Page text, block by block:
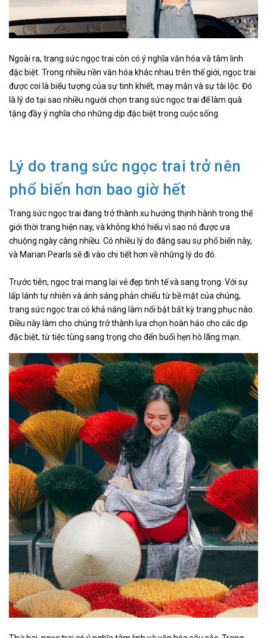
Ngoài ra, trang sức ngọc trai còn có ý nghĩa văn hóa và tâm linh
đặc biệt. Trong nhiều nền văn hóa khác nhau trên thế giới, ngọc trai
được coi là biểu tượng của sự tinh khiết, may mắn và sự tài lộc. Đó
là lý do tại sao nhiều người chọn trang sức ngọc trai để làm quà
tặng đầy ý nghĩa cho những dịp đặc biệt trong cuộc sống.
Lý do trang sức ngọc trai trở nên
phổ biến hơn bao giờ hết
Trang sức ngọc trai đang trở thành xu hướng thịnh hành trong thế
giới thời trang hiện nay, và không khó hiểu vì sao nó được ưa
chuộng ngày càng nhiều. Có nhiều lý do đằng sau sự phổ biến này,
và Marian Pearls sẽ đi vào chi tiết hơn về những lý do đó.
Trước tiên, ngọc trai mang lại vẻ đẹp tinh tế và sang trọng. Với sự
lấp lánh tự nhiên và ánh sáng phản chiếu từ bề mặt của chúng,
trang sức ngọc trai có khả năng làm nổi bật bất kỳ trang phục nào.
Điều này làm cho chúng trở thành lựa chọn hoàn hảo cho các dịp
đặc biệt, từ tiệc tùng sang trọng cho đến buổi hẹn hò lãng mạn.